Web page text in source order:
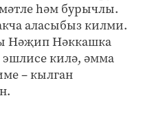
һәм бурычлы.
аласыбыз килми.
Нәҗип Нәккашка
эшлисе килә, әмма
– кылган